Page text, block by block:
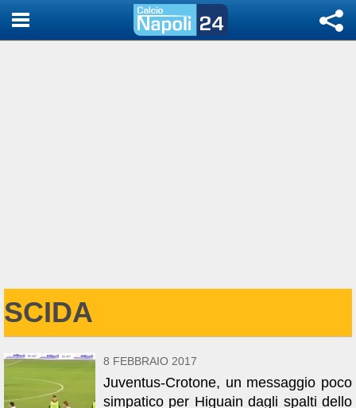
SCIDA
8 FEBBRAIO 2017
Juventus-Crotone, un messaggio poco
simpatico per Higuain dagli spalti dello